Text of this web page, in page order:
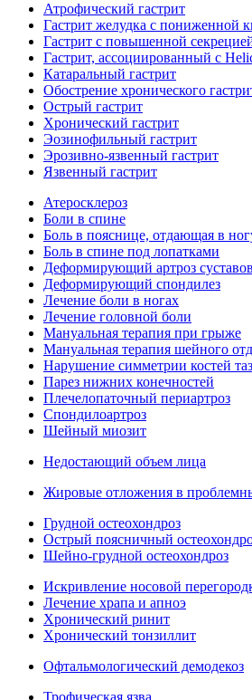
Атрофический гастрит
Гастрит желудка с пониженной
Гастрит с повышенной
Гастрит, ассоциированный с
Катаральный гастрит
Обострение хронического
Острый гастрит
Хронический гастрит
Эозинофильный гастрит
Эрозивно-язвенный гастрит
Язвенный гастрит
Атеросклероз
Боли в спине
Боль в пояснице, отдающая в
Боль в спине под лопатками
Деформирующий артроз суставов
Деформирующий спондилез
Лечение боли в ногах
Лечение головной боли
Мануальная терапия при грыже
Мануальная терапия шейного
Нарушение симметрии костей
Парез нижних конечностей
Плечелопаточный периартроз
Спондилоартроз
Шейный миозит
Недостающий объем лица
Жировые отложения в
Грудной остеохондроз
Острый поясничный
Шейно-грудной остеохондроз
Искривление носовой
Лечение храпа и апноэ
Хронический ринит
Хронический тонзиллит
Офтальмологический демодекоз
Трофическая язва